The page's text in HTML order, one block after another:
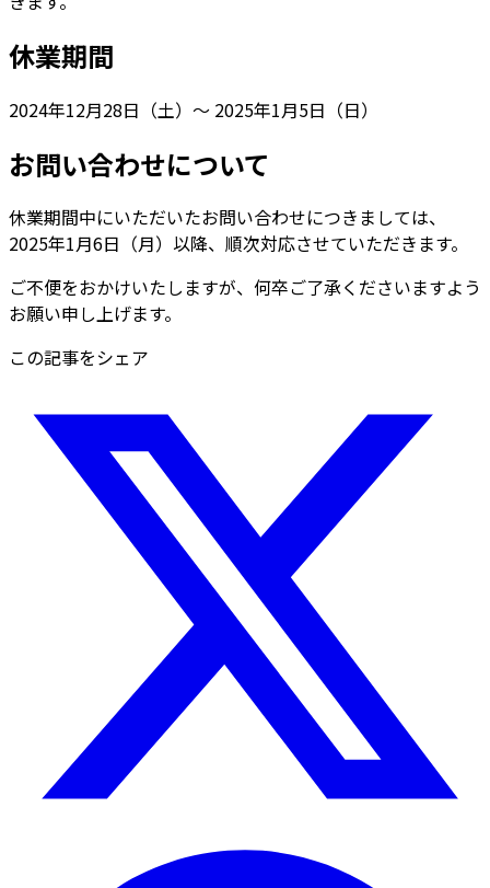
休業期間
2024年12月28日（土）〜 2025年1月5日（日）
お問い合わせについて
休業期間中にいただいたお問い合わせにつきましては、
2025年1月6日（月）以降、順次対応させていただきます。
ご不便をおかけいたしますが、何卒ご了承くださいますよう
お願い申し上げます。
この記事をシェア